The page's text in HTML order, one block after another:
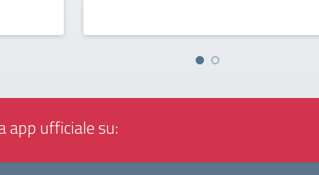
app ufficiale su: